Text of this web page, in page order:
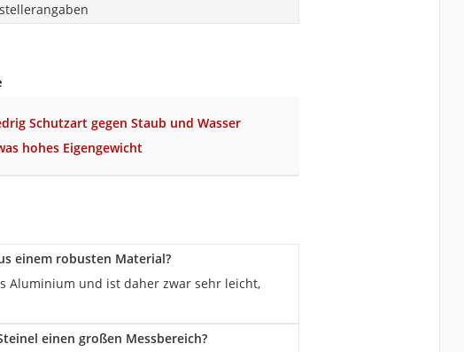
Schutzart gegen Staub und Wasser
hohes Eigengewicht
einem robusten Material?
Aluminium und ist daher zwar sehr leicht,
einen großen Messbereich?